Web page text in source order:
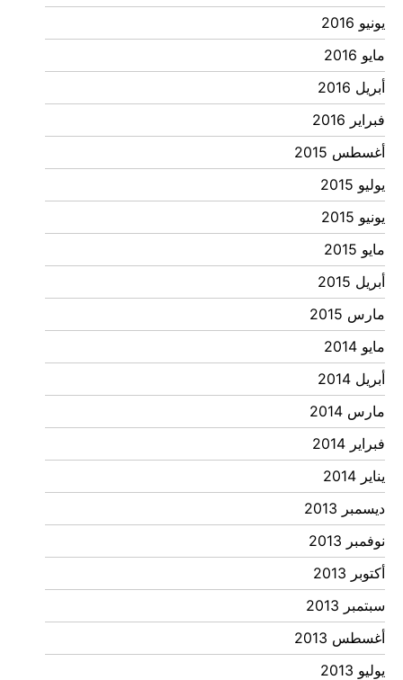
يونيو 2016
مايو 2016
أبريل 2016
فبراير 2016
أغسطس 2015
يوليو 2015
يونيو 2015
مايو 2015
أبريل 2015
مارس 2015
مايو 2014
أبريل 2014
مارس 2014
فبراير 2014
يناير 2014
ديسمبر 2013
نوفمبر 2013
أكتوبر 2013
سبتمبر 2013
أغسطس 2013
يوليو 2013